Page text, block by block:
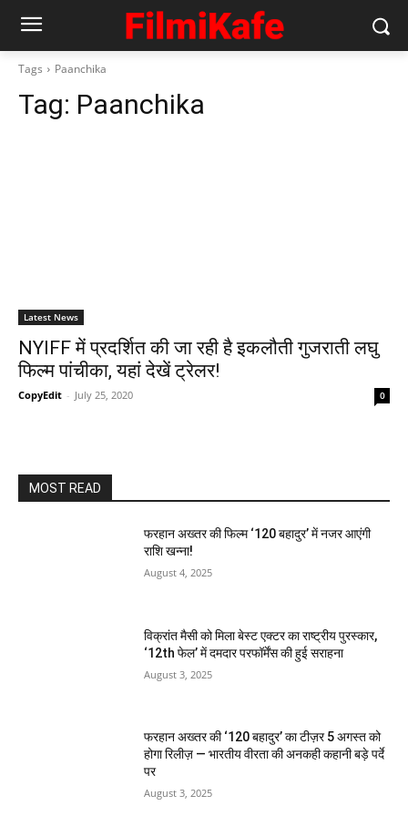
Tags Paanchika
Tag: Paanchika
Latest News
NYIFF में प्रदर्शित की जा रही है इकलौती गुजराती लघु
फिल्‍म पांचीका, यहां देखें ट्रेलर!
CopyEdit - July 25, 2020 0
MOST READ
फरहान अख्तर की फिल्म ‘120 बहादुर’ में नजर आएंगी
राशि खन्ना!
August 4, 2025
विक्रांत मैसी को मिला बेस्ट एक्टर का राष्ट्रीय पुरस्कार,
‘12th फेल’ में दमदार परफॉर्मेंस की हुई सराहना
August 3, 2025
फरहान अख्तर की ‘120 बहादुर’ का टीज़र 5 अगस्त को
होगा रिलीज़ — भारतीय वीरता की अनकही कहानी बड़े पर्दे
पर
August 3, 2025